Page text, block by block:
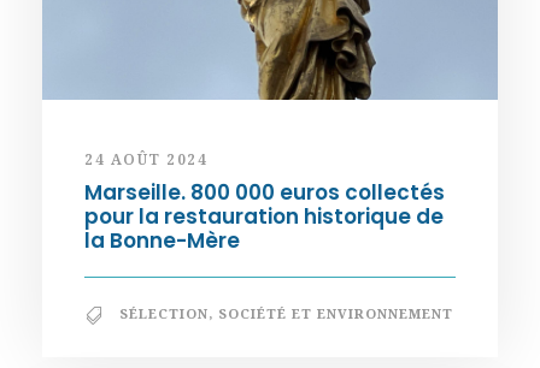
24 AOÛT 2024
Marseille. 800 000 euros collectés
pour la restauration historique de
la Bonne-Mère
SÉLECTION, SOCIÉTÉ ET ENVIRONNEMENT